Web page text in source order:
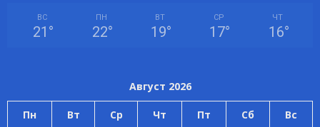
ВС
21 °
ПН
22°
ВТ
19°
СР
17°
ЧТ
16°
Август 2026
Пн Вт Ср Чт Пт Сб Вс